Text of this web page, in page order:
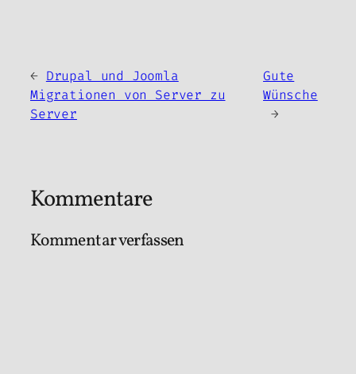
← Drupal und Joomla
Migrationen von Server zu
Server
Gute
Wünsche
→
Kommentare
Kommentar verfassen